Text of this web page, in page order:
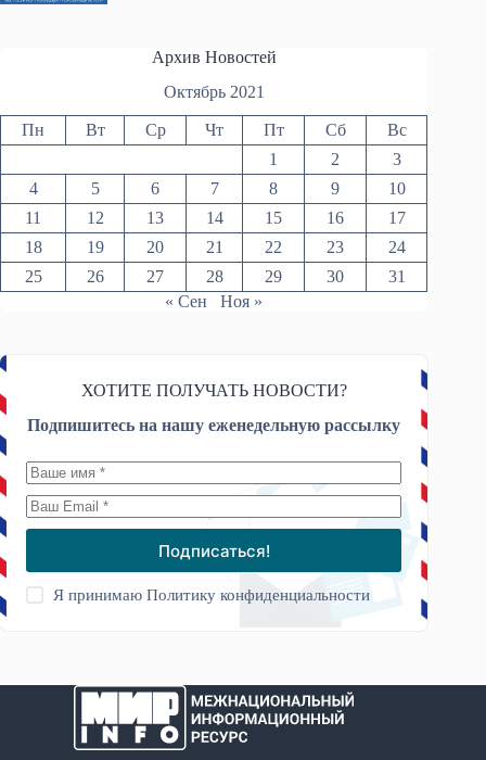
Архив Новостей
Октябрь 2021
Пн Вт Ср Чт Пт Сб
Вс
1
2
3
4
5 6 7 8 9
10
11
12 13 14 15 16
17
18
19 20 21 22 23
24
25
26 27 28 29 30
31
« Сен
Ноя »
ХОТИТЕ ПОЛУЧАТЬ НОВОСТИ?
Подпишитесь на нашу еженедельную рассылку
Подписаться!
Я принимаюПолитику конфиденциальности